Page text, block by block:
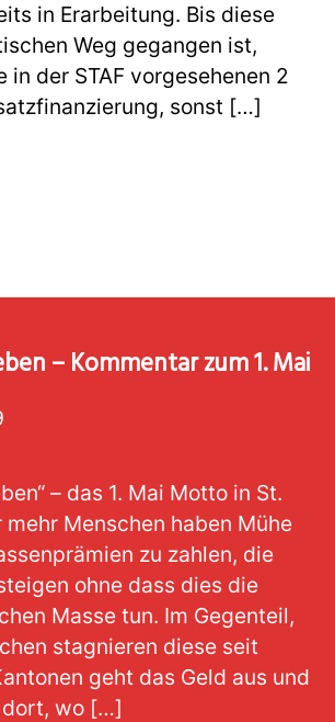
in Erarbeitung. Bis diese
Weg gegangen ist,
in der STAF vorgesehenen 2
sonst […]
– Kommentar zum 1. Mai
– das 1. Mai Motto in St.
mehr Menschen haben Mühe
zu zahlen, die
ohne dass dies die
Masse tun. Im Gegenteil,
stagnieren diese seit
geht das Geld aus und
dort, wo […]